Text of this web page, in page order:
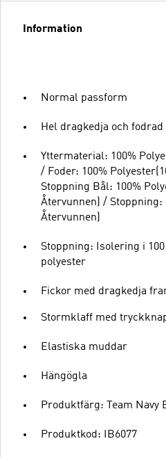
Information
Normal passform
Hel dragkedja och fodrad
Yttermaterial: 100%
/ Foder: 100%
Stoppning Bål: 100%
Återvunnen) / Stoppning:
Återvunnen)
Stoppning: Isolering i
polyester
Fickor med dragkedja
Stormklaff med
Elastiska muddar
Hängögla
Produktfärg: Team Navy
Produktkod: IB6077